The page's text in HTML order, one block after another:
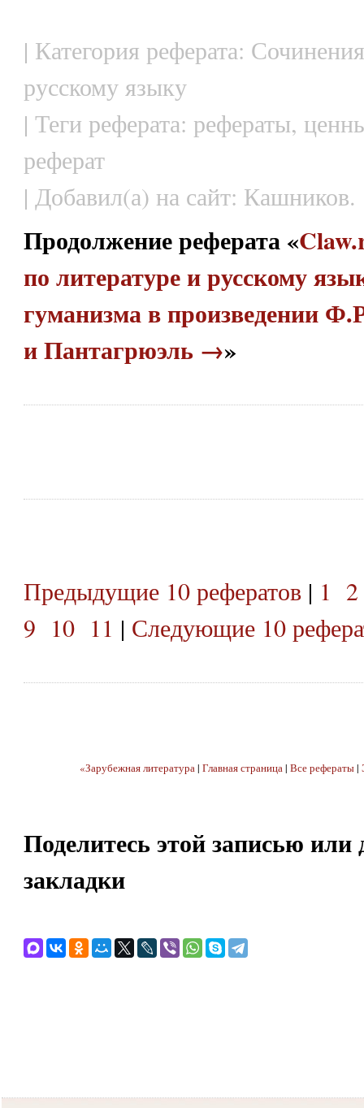
| Категория реферата:
русскому языку
| Теги реферата: рефераты,
реферат
| Добавил(а) на сайт: Кашников.
Продолжение реферата «
по литературе и русскому
гуманизма в произведении
и Пантагрюэль →»
Предыдущие 10 рефератов | 1
2
9 10 11 | Следующие 10
«Зарубежная литература| Главная страница| Все рефераты|
Поделитесь этой записью или
закладки